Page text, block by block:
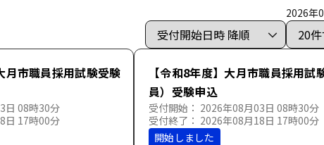
2026年
月市職員採用試験受験
日 08時30分
日 17時00分
【令和8年度】大月市職員採用試
員）受験申込
受付開始： 2026年08月03日 08時30分
受付終了： 2026年08月18日 17時00分
開始しました